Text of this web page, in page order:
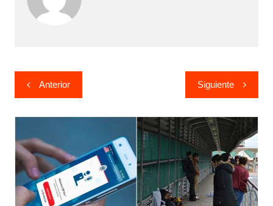
Navegación
de
entradas
Anterior Siguiente